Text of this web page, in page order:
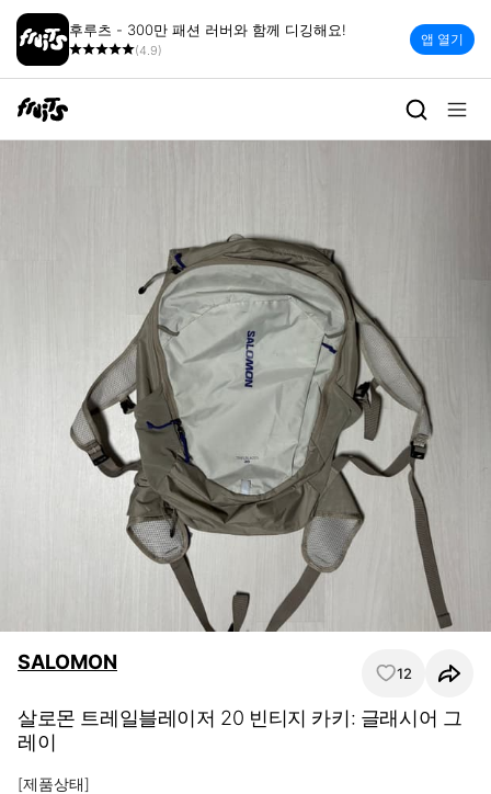
후루츠 - 300만 패션 러버와 함께 디깅해요!
(4.9)
앱 열기
SALOMON 12
살로몬 트레일블레이저 20 빈티지 카키: 글래시어 그
레이
[제품상태]